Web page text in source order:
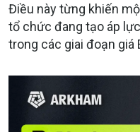
Điều này từng khiến
tổ chức đang tạo áp
trong các giai đoạn giá